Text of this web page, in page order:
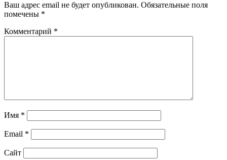
Ваш адрес email не будет опубликован. Обязательные поля
помечены *
Комментарий *
Имя *
Email *
Сайт